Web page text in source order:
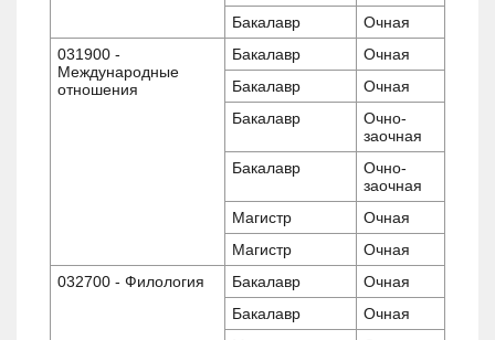
Бакалавр
Очная
031900 -
Международные
отношения
Бакалавр
Очная
Бакалавр
Очная
Бакалавр
Очно-
заочная
Бакалавр
Очно-
заочная
Магистр
Очная
Магистр
Очная
032700 - Филология
Бакалавр
Очная
Бакалавр
Очная